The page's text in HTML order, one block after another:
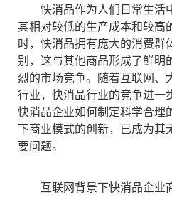
快消品作为人们日常生活
其相对较低的生产成本和较高
时，快消品拥有庞大的消费群
别，这与其他商品形成了鲜明
烈的市场竞争。随着互联网、
行业，快消品行业的竞争进一
快消品企业如何制定科学合理
下商业模式的创新，已成为其
要问题。
互联网背景下快消品企业